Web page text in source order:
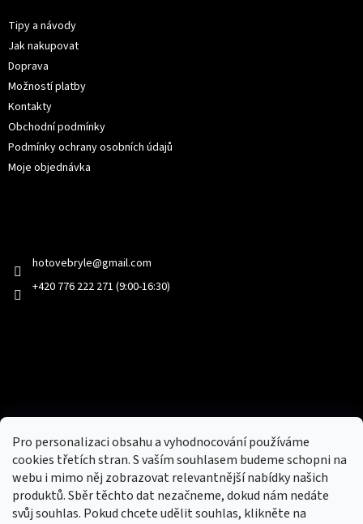
Pro personalizaci obsahu a vyhodnocování používáme
cookies třetích stran. S vaším souhlasem budeme schopni na
webu i mimo něj zobrazovat relevantnější nabídky našich
produktů. Sběr těchto dat nezačneme, dokud nám nedáte
svůj souhlas. Pokud chcete udělit souhlas, klikněte na
Tipy a návody
Jak nakupovat
Doprava
Možností platby
Kontakty
Obchodní podmínky
Podmínky ochrany osobních údajů
Moje objednávka
hotovebryle@gmail.com
+420 776 222 271 (9:00-16:30)